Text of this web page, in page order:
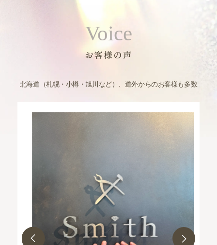
Voice
お客様の声
北海道（札幌・小樽・旭川など）、道外からのお客様も多数